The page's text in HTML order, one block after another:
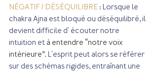
NÉGATIF / DÉSÉQUILIBRE : Lorsque le
chakra Ajna est bloqué ou déséquilibré, il
devient difficile d' écouter notre
intuition et à entendre “notre voix
intérieure”. L'esprit peut alors se référer
sur des schémas rigides, entraînant une